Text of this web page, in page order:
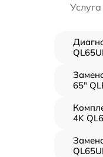
Услуга
65"
4K